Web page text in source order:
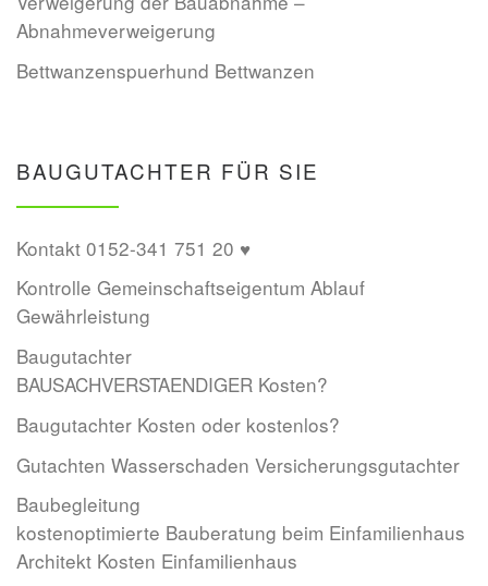
Abnahmeverweigerung
Bettwanzenspuerhund Bettwanzen
BAUGUTACHTER FÜR SIE
Kontakt 0152-341 751 20 ♥
Kontrolle Gemeinschaftseigentum Ablauf
Gewährleistung
Baugutachter
BAUSACHVERSTAENDIGER Kosten?
Baugutachter Kosten oder kostenlos?
Gutachten Wasserschaden Versicherungsgutachter
Baubegleitung
kostenoptimierte Bauberatung beim Einfamilienhaus
Architekt Kosten Einfamilienhaus